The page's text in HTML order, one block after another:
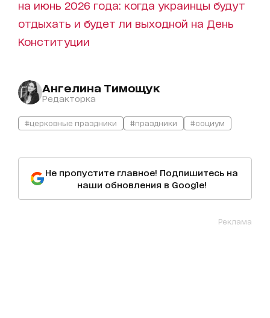
на июнь 2026 года: когда украинцы будут
отдыхать и будет ли выходной на День
Конституции
Ангелина Тимощук
Редакторка
#церковные праздники #праздники #социум
Не пропустите главное! Подпишитесь на
наши обновления в Google!
Реклама